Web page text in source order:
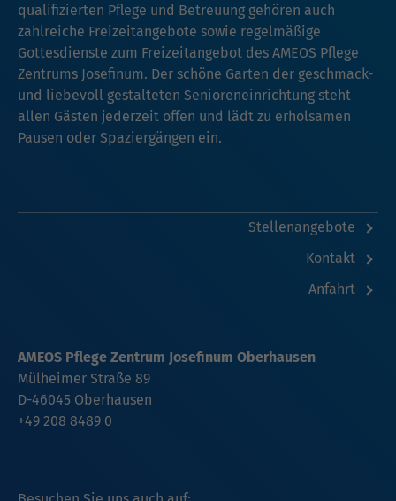
qualifizierten Pflege und Betreuung gehören auch
zahlreiche Freizeitangebote sowie regelmäßige
Gottesdienste zum Freizeitangebot des AMEOS Pflege
Zentrums Josefinum. Der schöne Garten der geschmack-
und liebevoll gestalteten Senioreneinrichtung steht
allen Gästen jederzeit offen und lädt zu erholsamen
Pausen oder Spaziergängen ein.
Stellenangebote
Kontakt
Anfahrt
AMEOS Pflege Zentrum Josefinum Oberhausen
Mülheimer Straße 89
D-46045 Oberhausen
+49 208 8489 0